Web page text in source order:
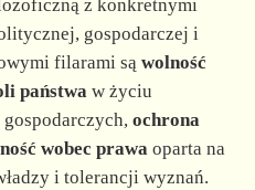
z konkretnymi
gospodarczej i
filarami są wolność
państwaw życiu
ochrona
wobec prawaoparta na
i tolerancji wyznań.